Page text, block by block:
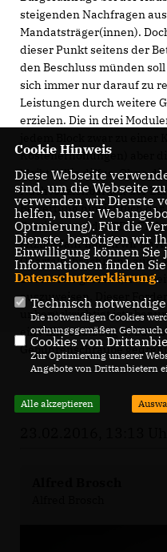
steigenden Nachfragen
Mandatsträger(innen).
dieser Punkt seitens der
den Beschluss münden
sich immer nur darauf zu
Leistungen durch weitere
erzielen. Die in drei
Kostenerhöhungen) aber
bleibt völlig diffus. Ohne
Nachvollziehbarkeit der
Bewertung hinsichtlich
Zustimmung der CDU
letzten Jahr haben wir im
Quartalsabrechnung auch
Bearbeitungsstand/
auszuweisen. Dieser
unberücksichtigt ist aber
eine Einschätzung dazu,
Gebührenschraube
Cookie Hinweis
Diese Webseite
sind, um die Webseite
verwenden wir Dienste
helfen, unser
Optmierung). Für die
Dienste, benötigen wir
Einwilligung können Sie
Informationen finden
Datenschutzerklärung.
Technisch
Die notwendigen Cookies
ordnungsgemäßen Gebrauch
Cookies von
Zur Optimierung unserer
Angebote von Drittanbietern
Alle akzeptieren